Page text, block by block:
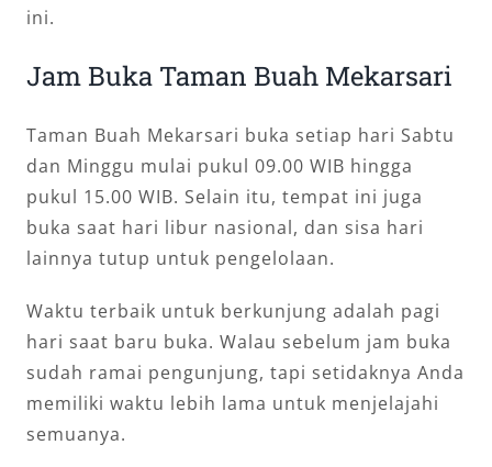
ini.
Jam Buka Taman Buah Mekarsari
Taman Buah Mekarsari buka setiap hari Sabtu
dan Minggu mulai pukul 09.00 WIB hingga
pukul 15.00 WIB. Selain itu, tempat ini juga
buka saat hari libur nasional, dan sisa hari
lainnya tutup untuk pengelolaan.
Waktu terbaik untuk berkunjung adalah pagi
hari saat baru buka. Walau sebelum jam buka
sudah ramai pengunjung, tapi setidaknya Anda
memiliki waktu lebih lama untuk menjelajahi
semuanya.